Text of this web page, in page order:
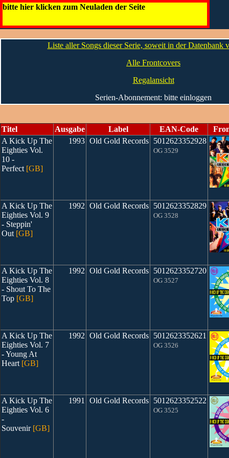
bitte hier klicken zum Neuladen der Seite
A Kick Up The Eighties [GB]
Liste aller Songs dieser Serie, soweit in der Datenbank
Alle Frontcovers
Regalansicht
Serien-Abonnement: bitte einloggen
Titel Ausgabe Label EAN-Code
A Kick Up The
Eighties Vol.
10 -
Perfect [GB]
1993 Old Gold Records 5012623352928
OG 3529
A Kick Up The
Eighties Vol. 9
- Steppin'
Out [GB]
1992 Old Gold Records 5012623352829
OG 3528
A Kick Up The
Eighties Vol. 8
- Shout To The
Top [GB]
1992 Old Gold Records 5012623352720
OG 3527
A Kick Up The
Eighties Vol. 7
- Young At
Heart [GB]
1992 Old Gold Records 5012623352621
OG 3526
A Kick Up The
Eighties Vol. 6
-
Souvenir [GB]
1991 Old Gold Records 5012623352522
OG 3525